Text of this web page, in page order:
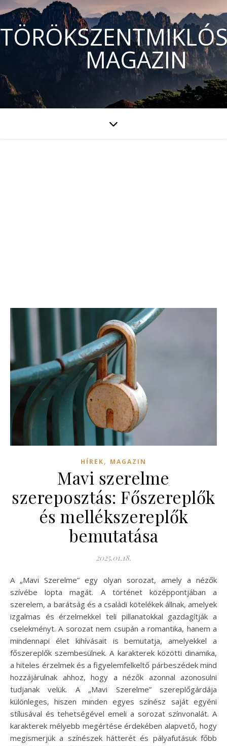
MAGAZIN
HÍREK, MAGAZIN
Mavi szerelme
szereposztás: Főszereplők
és mellékszereplők
bemutatása
2025.01.18.
A „Mavi Szerelme” egy olyan sorozat, amely a nézők
szívébe lopta magát. A történet középpontjában a
szerelem, a barátság és a családi kötelékek állnak, amelyek
izgalmas és érzelmekkel teli pillanatokkal gazdagítják a
cselekményt. A sorozat nem csupán a romantika, hanem a
mindennapi élet kihívásait is bemutatja, amelyekkel a
főszereplők szembesülnek. A karakterek közötti dinamika,
a hiteles érzelmek és a figyelemfelkeltő párbeszédek mind
hozzájárulnak ahhoz, hogy a nézők azonnal azonosulni
tudjanak velük. A „Mavi Szerelme” szereplőgárdája
különleges, hiszen minden egyes színész saját egyéni
stílusával és tehetségével emeli a sorozat színvonalát. A
karakterek mélyebb megértése érdekében alapvető, hogy
megismerjük a színészek hátterét és pályafutásuk főbb